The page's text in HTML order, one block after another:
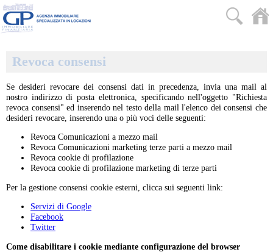
Revoca consensi
Se desideri revocare dei consensi dati in precedenza, invia una mail al
nostro indirizzo di posta elettronica, specificando nell'oggetto "Richiesta
revoca consensi" ed inserendo nel testo della mail l'elenco dei consensi che
desideri revocare, inserendo una o più voci delle seguenti:
Revoca Comunicazioni a mezzo mail
Revoca Comunicazioni marketing terze parti a mezzo mail
Revoca cookie di profilazione
Revoca cookie di profilazione marketing di terze parti
Per la gestione consensi cookie esterni, clicca sui seguenti link:
Servizi di Google
Facebook
Twitter
Come disabilitare i cookie mediante configurazione del browser